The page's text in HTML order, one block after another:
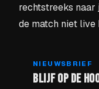
rechtstreeks
de match niet live
NIEUWSBRIEF
BLIJF OP DE